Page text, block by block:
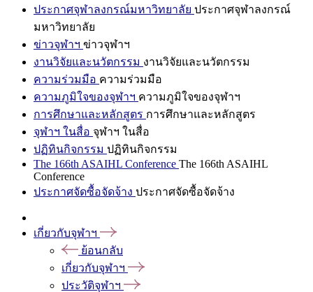
ประกาศจุฬาลงกรณ์มหาวิทยาลัย ประกาศจุฬาลงกรณ์
มหาวิทยาลัย
ข่าวจุฬาฯ ข่าวจุฬาฯ
งานวิจัยและนวัตกรรม งานวิจัยและนวัตกรรม
ความร่วมมือ ความร่วมมือ
ความภูมิใจของจุฬาฯ ความภูมิใจของจุฬาฯ
การศึกษาและหลักสูตร การศึกษาและหลักสูตร
จุฬาฯ ในสื่อ จุฬาฯ ในสื่อ
ปฏิทินกิจกรรม ปฏิทินกิจกรรม
The 166th ASAIHL Conference The 166th ASAIHL
Conference
ประกาศจัดซื้อจัดจ้าง ประกาศจัดซื้อจัดจ้าง
เกี่ยวกับจุฬาฯ
ย้อนกลับ
เกี่ยวกับจุฬาฯ
ประวัติจุฬาฯ